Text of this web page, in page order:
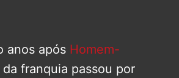
anos após Homem-
franquia passou por